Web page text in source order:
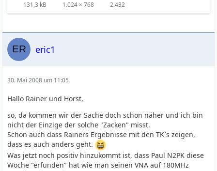
131,3 kB 1.024 × 768 2.432
eric1
30. Mai 2008 um 11:05
Hallo Rainer und Horst,
so, da kommen wir der Sache doch schon näher und ich bin
nicht der Einzige der solche "Zacken" misst.
Schön auch dass Rainers Ergebnisse mit den TK`s zeigen,
dass es auch anders geht.
Was jetzt noch positiv hinzukommt ist, dass Paul N2PK diese
Woche "erfunden" hat wie man seinen VNA auf 180MHz